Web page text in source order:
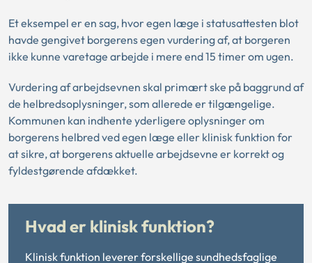
Et eksempel er en sag, hvor egen læge i statusattesten blot
havde gengivet borgerens egen vurdering af, at borgeren
ikke kunne varetage arbejde i mere end 15 timer om ugen.
Vurdering af arbejdsevnen skal primært ske på baggrund af
de helbredsoplysninger, som allerede er tilgængelige.
Kommunen kan indhente yderligere oplysninger om
borgerens helbred ved egen læge eller klinisk funktion for
at sikre, at borgerens aktuelle arbejdsevne er korrekt og
fyldestgørende afdækket.
Hvad er klinisk funktion?
Klinisk funktion leverer forskellige sundhedsfaglige